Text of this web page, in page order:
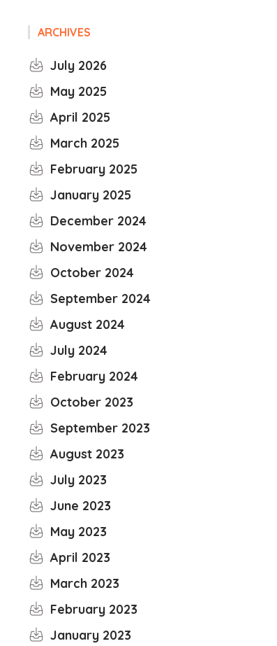
ARCHIVES
July 2026
May 2025
April 2025
March 2025
February 2025
January 2025
December 2024
November 2024
October 2024
September 2024
August 2024
July 2024
February 2024
October 2023
September 2023
August 2023
July 2023
June 2023
May 2023
April 2023
March 2023
February 2023
January 2023